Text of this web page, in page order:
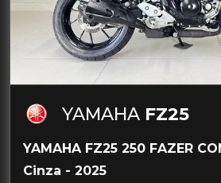
YAMAHA FZ25
YAMAHA FZ25 250 FAZER
Cinza - 2025